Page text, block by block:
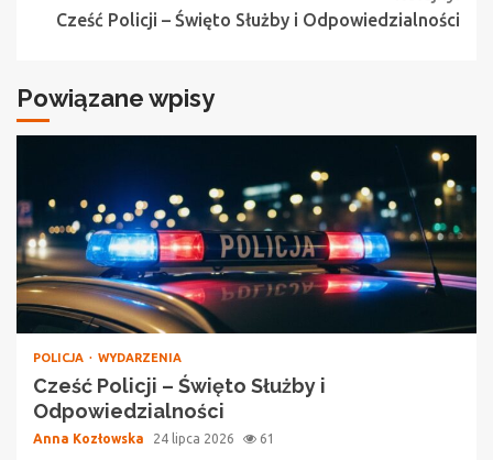
Cześć Policji – Święto Służby i Odpowiedzialności
Powiązane wpisy
POLICJA WYDARZENIA
Cześć Policji – Święto Służby i
Odpowiedzialności
Anna Kozłowska 24 lipca 2026 61